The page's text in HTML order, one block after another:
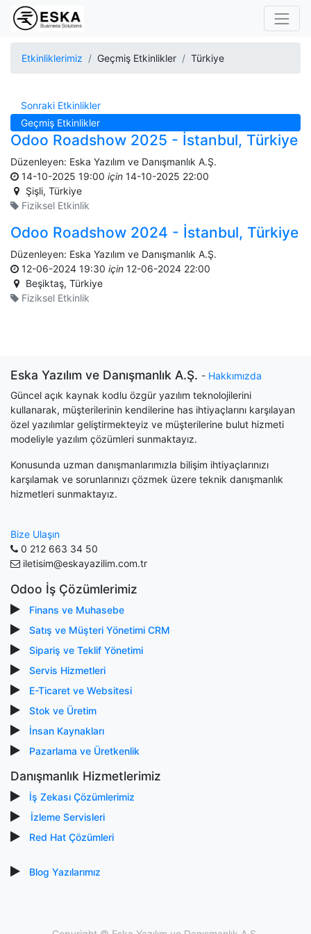
Etkinliklerimiz Geçmiş Etkinlikler Türkiye
Sonraki Etkinlikler
Geçmiş Etkinlikler
Odoo Roadshow 2025 - İstanbul, Türkiye
Düzenleyen: Eska Yazılım ve Danışmanlık A.Ş.
14-10-2025 19:00 için 14-10-2025 22:00
Şişli, Türkiye
Fiziksel Etkinlik
Odoo Roadshow 2024 - İstanbul, Türkiye
Düzenleyen: Eska Yazılım ve Danışmanlık A.Ş.
12-06-2024 19:30 için 12-06-2024 22:00
Beşiktaş, Türkiye
Fiziksel Etkinlik
Eska Yazılım ve Danışmanlık A.Ş. - Hakkımızda
Güncel açık kaynak kodlu özgür yazılım teknolojilerini
kullanarak, müşterilerinin kendilerine has ihtiyaçlarını karşılayan
özel yazılımlar geliştirmekteyiz ve müşterilerine bulut hizmeti
modeliyle yazılım çözümleri sunmaktayız.
Konusunda uzman danışmanlarımızla bilişim ihtiyaçlarınızı
karşılamak ve sorunlarınızı çözmek üzere teknik danışmanlık
hizmetleri sunmaktayız.
Bize Ulaşın
0 212 663 34 50
iletisim@eskayazilim.com.tr
Odoo İş Çözümlerimiz
Finans ve Muhasebe
Satış ve Müşteri Yönetimi CRM
Sipariş ve Teklif Yönetimi
Servis Hizmetleri
E-Ticaret ve Websitesi
Stok ve Üretim
İnsan Kaynakları
Pazarlama ve Üretkenlik
Danışmanlık Hizmetlerimiz
İş Zekası Çözümlerimiz
İzleme Servisleri
Red Hat Çözümleri
Blog Yazılarımız